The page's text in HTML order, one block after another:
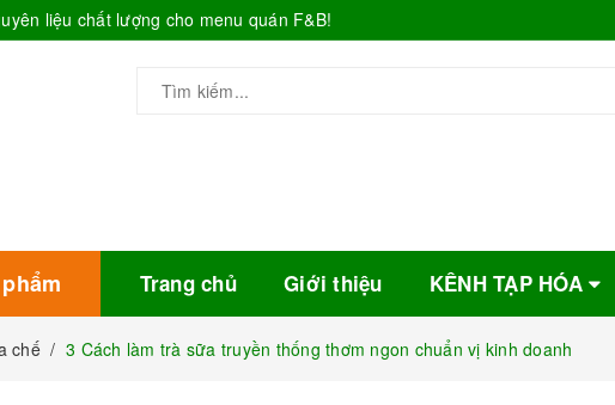
liệu chất lượng cho menu quán F&B!
Trang chủ Giới thiệu KÊNH TẠP HÓA
chế / 3 Cách làm trà sữa truyền thống thơm ngon chuẩn vị kinh doanh